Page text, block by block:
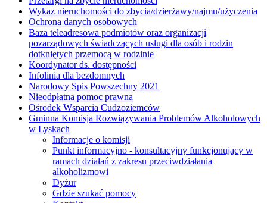
Wykaz nieruchomości do zbycia/dzierżawy/najmu/użyczenia
Ochrona danych osobowych
Baza teleadresowa podmiotów oraz organizacji
pozarządowych świadczących usługi dla osób i rodzin
dotkniętych przemocą w rodzinie
Koordynator ds. dostępności
Infolinia dla bezdomnych
Narodowy Spis Powszechny 2021
Nieodpłatna pomoc prawna
Ośrodek Wsparcia Cudzoziemców
Gminna Komisja Rozwiązywania Problemów Alkoholowych
w Lyskach
Informacje o komisji
Punkt informacyjno - konsultacyjny funkcjonujący w
ramach działań z zakresu przeciwdziałania
alkoholizmowi
Dyżur
Gdzie szukać pomocy